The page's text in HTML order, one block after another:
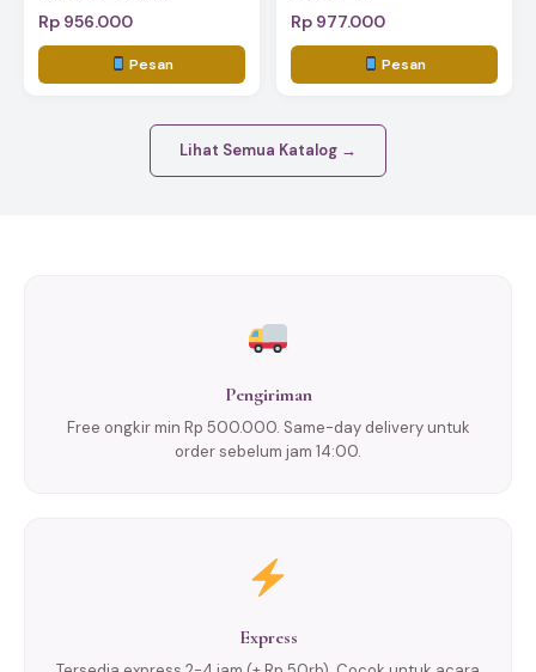
Rp 956.000
Pesan
Rp 977.000
Pesan
Lihat Semua Katalog →
Pengiriman
Free ongkir min Rp 500.000. Same-day delivery untuk
order sebelum jam 14:00.
Express